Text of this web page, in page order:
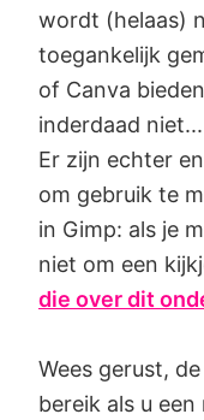
wordt (helaas)
toegankelijk
of Canva
inderdaad
Er zijn echter
om gebruik te
in Gimp: als je
niet om een
die over dit
Wees gerust,
bereik als u